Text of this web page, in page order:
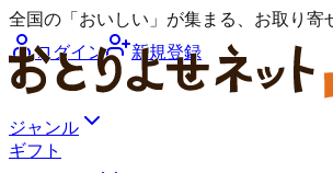
全国の「おいしい」が集まる、お取り寄
ログイン
新規登録
ジャンル
ギフト